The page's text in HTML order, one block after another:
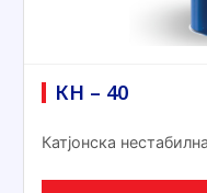
КН – 40
Катјонска